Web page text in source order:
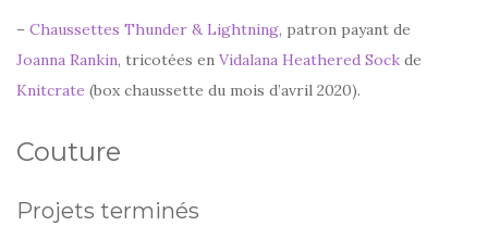
– Chaussettes Thunder & Lightning, patron payant de
Joanna Rankin, tricotées en Vidalana Heathered Sock de
Knitcrate (box chaussette du mois d’avril 2020).
Couture
Projets terminés